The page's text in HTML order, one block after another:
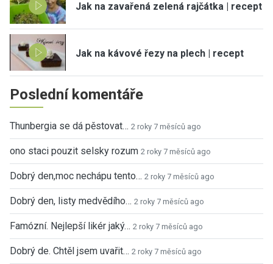
Jak na zavařená zelená rajčátka | recept
Jak na kávové řezy na plech | recept
Poslední komentáře
Thunbergia se dá pěstovat… 2 roky 7 měsíců ago
ono staci pouzit selsky rozum 2 roky 7 měsíců ago
Dobrý den,moc nechápu tento… 2 roky 7 měsíců ago
Dobrý den, listy medvědího… 2 roky 7 měsíců ago
Famózní. Nejlepší likér jaký… 2 roky 7 měsíců ago
Dobrý de. Chtěl jsem uvařit… 2 roky 7 měsíců ago